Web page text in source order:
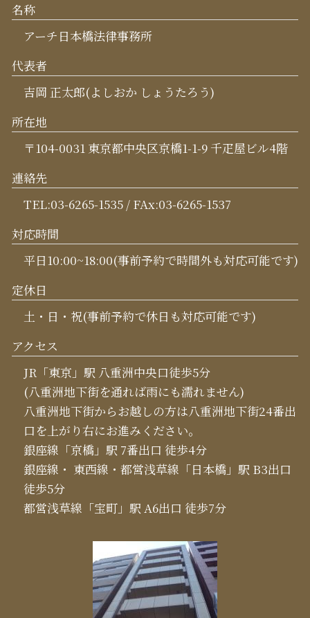
名称
アーチ日本橋法律事務所
代表者
吉岡 正太郎(よしおか しょうたろう)
所在地
〒104-0031 東京都中央区京橋1-1-9 千疋屋ビル4階
連絡先
TEL:03-6265-1535 / FAx:03-6265-1537
対応時間
平日10:00~18:00(事前予約で時間外も対応可能です)
定休日
土・日・祝(事前予約で休日も対応可能です)
アクセス
JR「東京」駅 八重洲中央口徒歩5分
(八重洲地下街を通れば雨にも濡れません)
八重洲地下街からお越しの方は八重洲地下街24番出
口を上がり右にお進みください。
銀座線「京橋」駅 7番出口 徒歩4分
銀座線・ 東西線・都営浅草線「日本橋」駅 B3出口
徒歩5分
都営浅草線「宝町」駅 A6出口 徒歩7分